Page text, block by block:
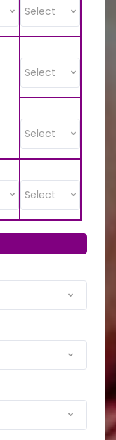
Select
Select
Select
Select